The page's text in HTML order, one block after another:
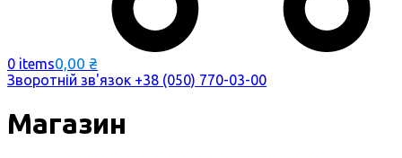
0 items0,00 ₴
Зворотній зв'язок +38 (050) 770-03-00
Магазин